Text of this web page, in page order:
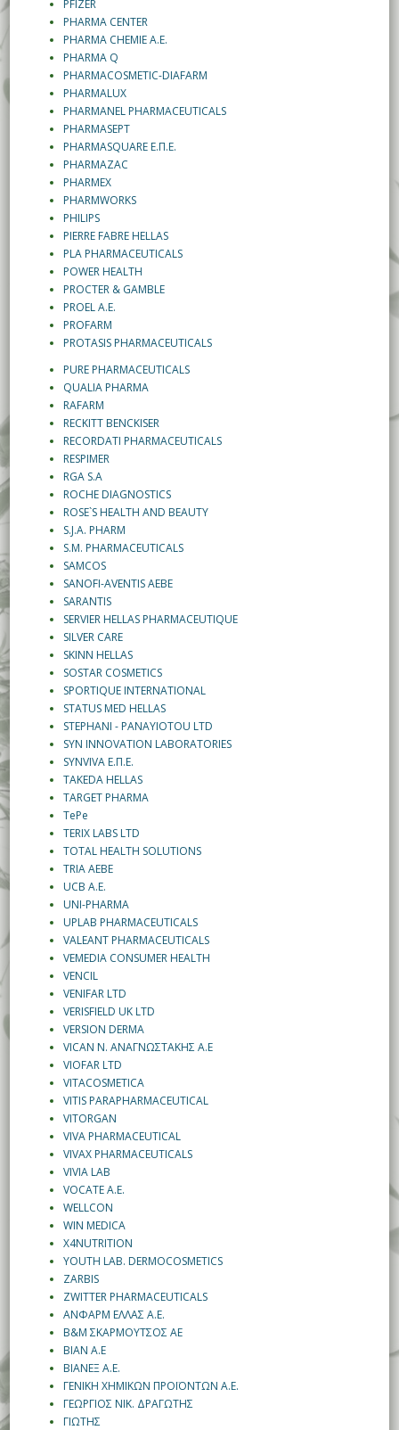
PFIZER
PHARMA CENTER
PHARMA CHEMIE A.E.
PHARMA Q
PHARMACOSMETIC-DIAFARM
PHARMALUX
PHARMANEL PHARMACEUTICALS
PHARMASEPT
PHARMASQUARE Ε.Π.Ε.
PHARMAZAC
PHARMEX
PHARMWORKS
PHILIPS
PIERRE FABRE HELLAS
PLA PHARMACEUTICALS
POWER HEALTH
PROCTER & GAMBLE
PROEL A.E.
PROFARM
PROTASIS PHARMACEUTICALS
PURE PHARMACEUTICALS
QUALIA PHARMA
RAFARM
RECKITT BENCKISER
RECORDATI PHARMACEUTICALS
RESPIMER
RGA S.A
ROCHE DIAGNOSTICS
ROSE`S HEALTH AND BEAUTY
S.J.A. PHARM
S.M. PHARMACEUTICALS
SAMCOS
SANOFI-AVENTIS AEBE
SARANTIS
SERVIER HELLAS PHARMACEUTIQUE
SILVER CARE
SKINN HELLAS
SOSTAR COSMETICS
SPORTIQUE INTERNATIONAL
STATUS MED HELLAS
STEPHANI - PANAYIOTOU LTD
SYN INNOVATION LABORATORIES
SYNVIVA Ε.Π.Ε.
TAKEDA HELLAS
TARGET PHARMA
TePe
TERIX LABS LTD
TOTAL HEALTH SOLUTIONS
TRIA AEBE
UCB A.E.
UNI-PHARMA
UPLAB PHARMACEUTICALS
VALEANT PHARMACEUTICALS
VEMEDIA CONSUMER HEALTH
VENCIL
VENIFAR LTD
VERISFIELD UK LTD
VERSION DERMA
VICAN Ν. ΑΝΑΓΝΩΣΤΑΚΗΣ Α.Ε
VIOFAR LTD
VITACOSMETICA
VITIS PARAPHARMACEUTICAL
VITORGAN
VIVA PHARMACEUTICAL
VIVAX PHARMACEUTICALS
VIVIA LAB
VOCATE Α.Ε.
WELLCON
WIN MEDICA
X4NUTRITION
YOUTH LAB. DERMOCOSMETICS
ZARBIS
ZWITTER PHARMACEUTICALS
ΑΝΦΑΡΜ ΕΛΛΑΣ Α.Ε.
Β&Μ ΣΚΑΡΜΟΥΤΣΟΣ ΑΕ
ΒΙΑΝ Α.Ε
ΒΙΑΝΕΞ Α.Ε.
ΓΕΝΙΚΗ ΧΗΜΙΚΩΝ ΠΡΟΪΟΝΤΩΝ Α.Ε.
ΓΕΩΡΓΙΟΣ ΝΙΚ. ΔΡΑΓΩΤΗΣ
ΓΙΩΤΗΣ